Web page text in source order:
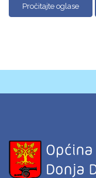
Pročitajte oglase